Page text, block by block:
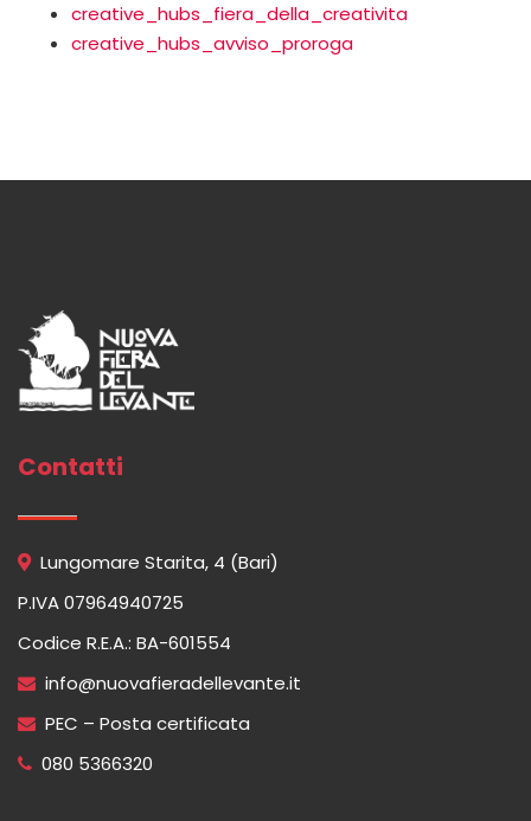
creative_hubs_fiera_della_creativita
creative_hubs_avviso_proroga
Contatti
Lungomare Starita, 4 (Bari)
P.IVA 07964940725
Codice R.E.A.: BA-601554
info@nuovafieradellevante.it
PEC – Posta certificata
080 5366320